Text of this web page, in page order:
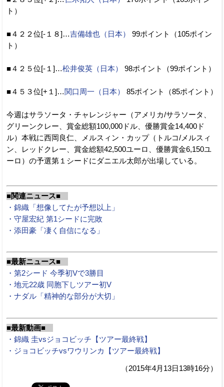
ト）
■４２２位[-１８]…吉備雄也（日本）
99ポイント（105ポイン
ト）
■４２５位[-１]…松井俊英（日本） 98ポイント（99ポイント）
■４５３位[+１]…関口周一（日本） 85ポイント（85ポイント）
今週はサラソータ・チャレンジャー（アメリカ/サラソータ、
グリーンクレー、賞金総額100,000ドル、優勝賞金14,400ド
ル）本戦に西岡良仁、メルスィン・カップ（トルコ/メルスィ
ン、レッドクレー、賞金総額42,500ユーロ、優勝賞金6,150ユ
ーロ）の予選第１シードにダニエル太郎が出場している。
■関連ニュース■
・錦織「想像してたが予想以上」
・守屋宏紀 第1シードに完敗
・添田豪「凄く自信になる」
■最新ニュース■
・第2シード 今季初Vで3勝目
・地元22歳 同胞下しツアー初V
・ナダル「精神的な部分が大切」
■最新動画■
・錦織 圭vsジョコビッチ【ツアー最終戦】
・ジョコビッチvsワウリンカ【ツアー最終戦】
（2015年4月13日13時16分）